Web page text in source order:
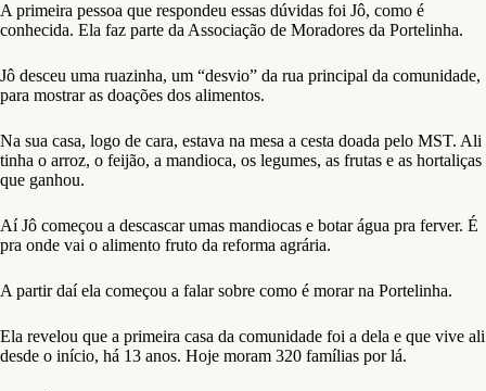
A primeira pessoa que respondeu essas dúvidas foi Jô, como é
conhecida. Ela faz parte da Associação de Moradores da Portelinha.
Jô desceu uma ruazinha, um “desvio” da rua principal da comunidade,
para mostrar as doações dos alimentos.
Na sua casa, logo de cara, estava na mesa a cesta doada pelo MST. Ali
tinha o arroz, o feijão, a mandioca, os legumes, as frutas e as hortaliças
que ganhou.
Aí Jô começou a descascar umas mandiocas e botar água pra ferver. É
pra onde vai o alimento fruto da reforma agrária.
A partir daí ela começou a falar sobre como é morar na Portelinha.
Ela revelou que a primeira casa da comunidade foi a dela e que vive ali
desde o início, há 13 anos. Hoje moram 320 famílias por lá.